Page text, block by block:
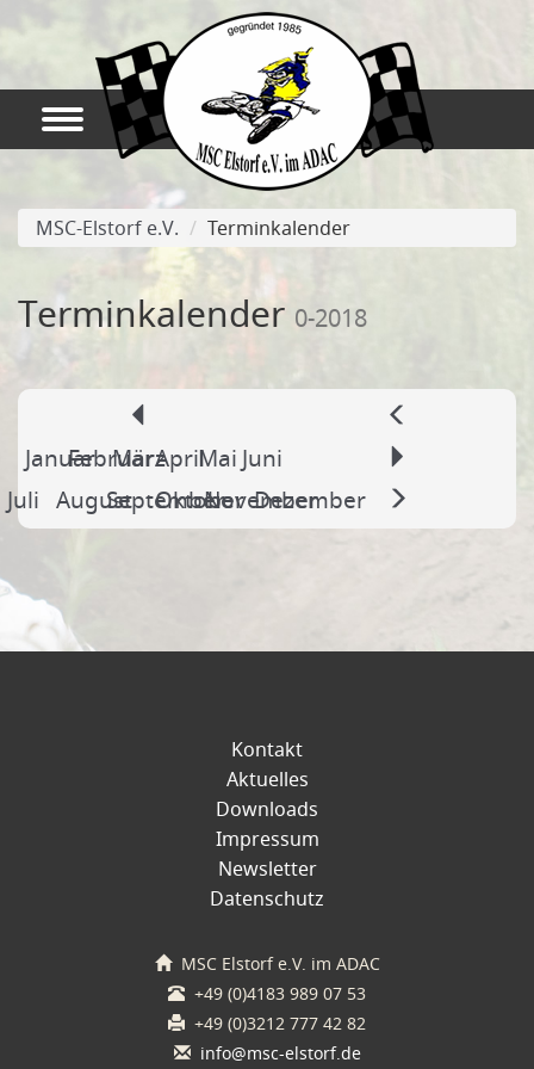
MSC-Elstorf e.V. Terminkalender
Terminkalender 0-2018
JanuarFebruar
MärzAprilMai Juni
Juli AugustSeptember
OktoberNovember
Dezember
Kontakt
Aktuelles
Downloads
Impressum
Newsletter
Datenschutz
MSC Elstorf e.V. im ADAC
+49 (0)4183 989 07 53
+49 (0)3212 777 42 82
info@msc-elstorf.de